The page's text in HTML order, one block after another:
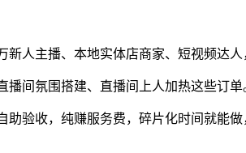
人主播、本地实体店商家、短视频达人
间氛围搭建、直播间上人加热这些订
验收，纯赚服务费，碎片化时间就能做